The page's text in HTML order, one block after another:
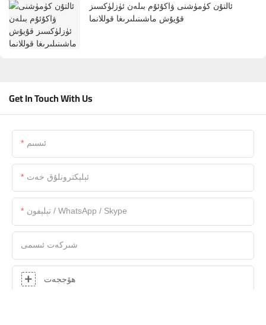
ئالتۇن كۈمۈشنى ۋاكۇئۇم بىلەن ئۈزلۈكسىز
قۇيۇش ماشىنىلىرىغا قوللانما
Get In Touch With Us
ئىسىم
ئېلېكترونلۇق خەت
تېلېفون / WhatsApp / Skype
شىركەت ئىسمى
ھۆججەت